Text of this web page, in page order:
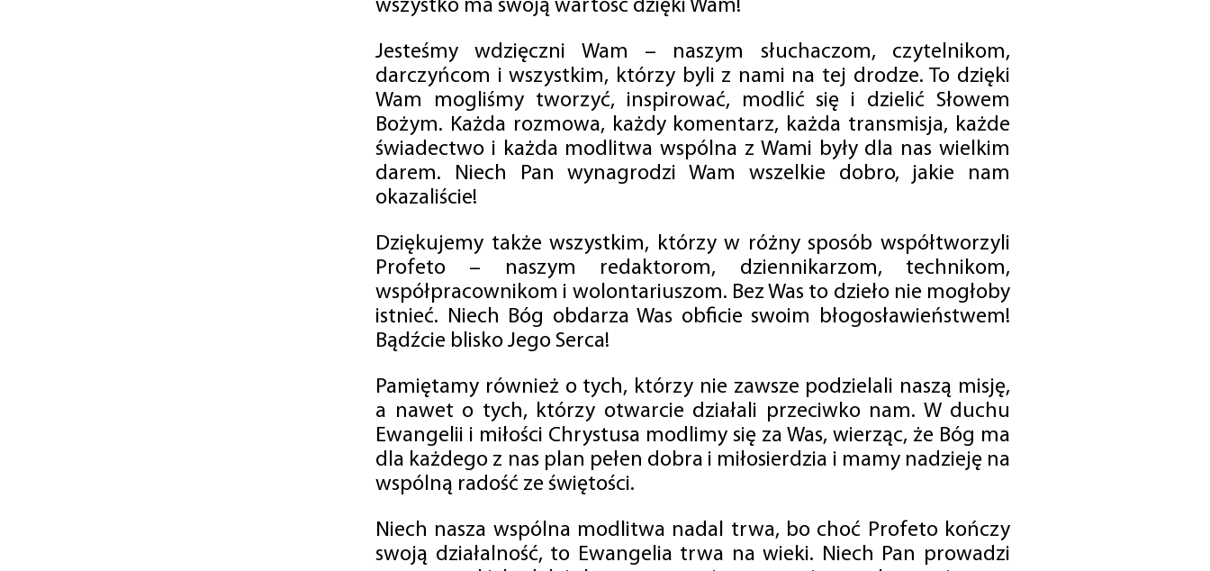
wszystko ma swoją wartość dzięki Wam!
Jesteśmy wdzięczni Wam – naszym słuchaczom, czytelnikom,
darczyńcom i wszystkim, którzy byli z nami na tej drodze. To dzięki
Wam mogliśmy tworzyć, inspirować, modlić się i dzielić Słowem
Bożym. Każda rozmowa, każdy komentarz, każda transmisja, każde
świadectwo i każda modlitwa wspólna z Wami były dla nas wielkim
darem. Niech Pan wynagrodzi Wam wszelkie dobro, jakie nam
okazaliście!
Dziękujemy także wszystkim, którzy w różny sposób współtworzyli
Profeto – naszym redaktorom, dziennikarzom, technikom,
współpracownikom i wolontariuszom. Bez Was to dzieło nie mogłoby
istnieć. Niech Bóg obdarza Was obficie swoim błogosławieństwem!
Bądźcie blisko Jego Serca!
Pamiętamy również o tych, którzy nie zawsze podzielali naszą misję,
a nawet o tych, którzy otwarcie działali przeciwko nam. W duchu
Ewangelii i miłości Chrystusa modlimy się za Was, wierząc, że Bóg ma
dla każdego z nas plan pełen dobra i miłosierdzia i mamy nadzieję na
wspólną radość ze świętości.
Niech nasza wspólna modlitwa nadal trwa, bo choć Profeto kończy
swoją działalność, to Ewangelia trwa na wieki. Niech Pan prowadzi